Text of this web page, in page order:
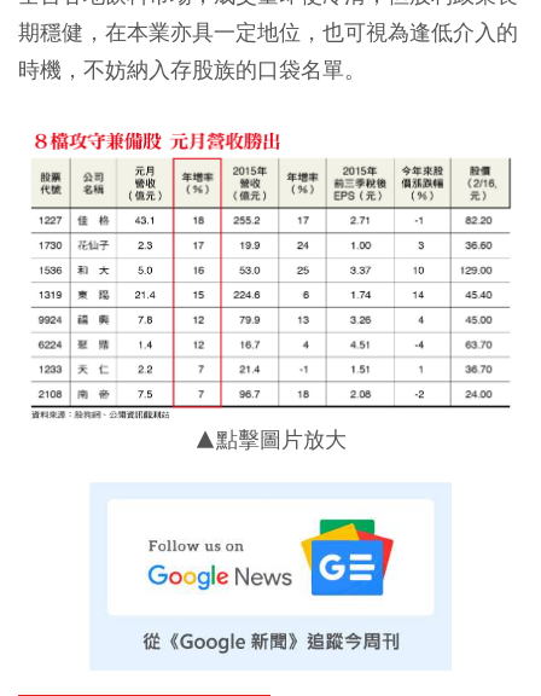
期穩健，在本業亦具一定地位，也可視為逢低介入的
時機，不妨納入存股族的口袋名單。
▲點擊圖片放大